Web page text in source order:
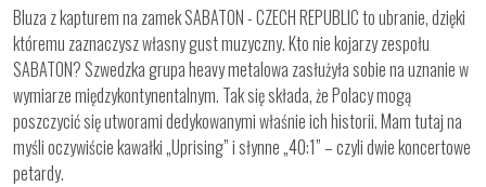
Bluza z kapturem na zamek SABATON - CZECH REPUBLIC to ubranie, dzięki
któremu zaznaczysz własny gust muzyczny. Kto nie kojarzy zespołu
SABATON? Szwedzka grupa heavy metalowa zasłużyła sobie na uznanie w
wymiarze międzykontynentalnym. Tak się składa, że Polacy mogą
poszczycić się utworami dedykowanymi właśnie ich historii. Mam tutaj na
myśli oczywiście kawałki „Uprising” i słynne „40:1” – czyli dwie koncertowe
petardy.